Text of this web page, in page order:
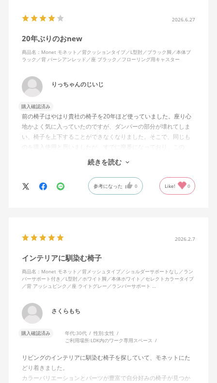
2026.6.27
20年ぶりのおnew
商品名：Monet モネット／背クッションタイプ／L型肘／ブラック脚／本体ブ
ラック／背 パーシアンレッド／座 ブラック／フローリング用キャスター
りっちゃんのじいじ
購入確認済み
前の椅子はやはり貴社の椅子を20年ほど使っていました。座り心
地かよく気に入っていたのですが、ダンパーの部分が壊れてしま
い、椅子を上下することができなくなりました。そこで、同じも
のを購入使用と思いましたが、すでに廃番になっており、この
MonEtを購入しました。やや固めの椅子ですが、使っているうち
になじんでくるのではと思っています。フローリング床で使って
いますが、ややキャスターがよく動きすぎるのが難点でしょう
か。
続きを読む
参考になった 0 Like! 0
2026.2.7
インテリアに馴染む椅子
商品名：Monet モネット／背メッシュタイプ／ショルダーサポートなし／ラン
バーサポート付き／L型肘／ホワイト脚／本体ホワイト／セレクトカラータイプ
／背 アッシュピンク／座 ライトグレー／ランバーサポート …
さくらもち
購入確認済み 年代:30代 性別:女性
ご利用場所:LDK内のワーク専用スペース
リビングのインテリアに馴染む椅子を探していて、モネットにた
どり着きました。
カラーバリエーションとパーツが豊富で自分好みの椅子が見つか